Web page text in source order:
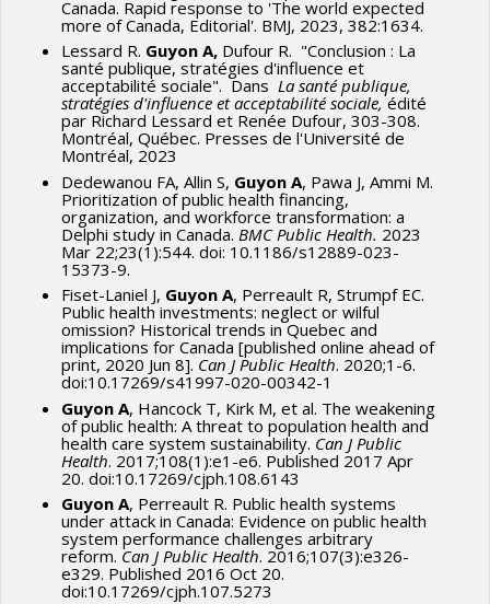
Canada. Rapid response to 'The world expected
more of Canada, Editorial'. BMJ, 2023, 382:1634.
Lessard R. Guyon A, Dufour R. "Conclusion : La
santé publique, stratégies d'influence et
acceptabilité sociale". Dans La santé publique,
stratégies d'influence et acceptabilité sociale,édité
par Richard Lessard et Renée Dufour, 303-308.
Montréal, Québec. Presses de l'Université de
Montréal, 2023
Dedewanou FA, Allin S, Guyon A, Pawa J, Ammi M.
Prioritization of public health financing,
organization, and workforce transformation: a
Delphi study in Canada. BMC Public Health. 2023
Mar 22;23(1):544. doi: 10.1186/s12889-023-
15373-9.
Fiset-Laniel J, Guyon A, Perreault R, Strumpf EC.
Public health investments: neglect or wilful
omission? Historical trends in Quebec and
implications for Canada [published online ahead of
print, 2020 Jun 8]. Can J Public Health. 2020;1-6.
doi:10.17269/s41997-020-00342-1
Guyon A, Hancock T, Kirk M, et al. The weakening
of public health: A threat to population health and
health care system sustainability. Can J Public
Health. 2017;108(1):e1-e6. Published 2017 Apr
20. doi:10.17269/cjph.108.6143
Guyon A, Perreault R. Public health systems
under attack in Canada: Evidence on public health
system performance challenges arbitrary
reform. Can J Public Health. 2016;107(3):e326-
e329. Published 2016 Oct 20.
doi:10.17269/cjph.107.5273